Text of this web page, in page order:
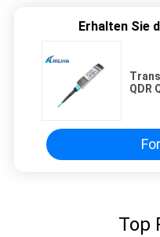
Erhalten Sie
QDR
Top